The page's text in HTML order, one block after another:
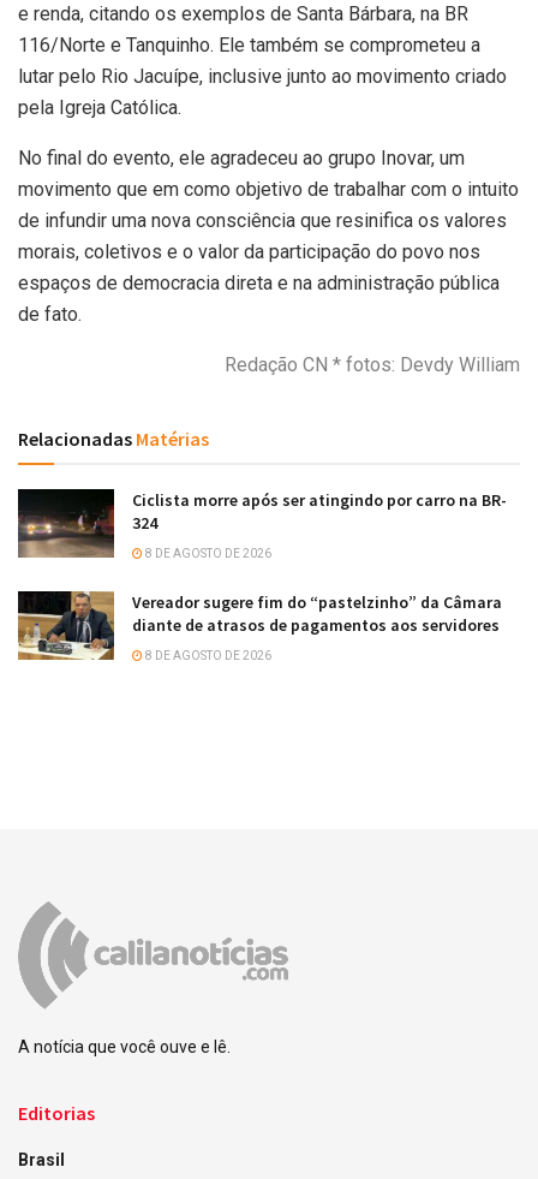
e renda, citando os exemplos de Santa Bárbara, na BR
116/Norte e Tanquinho. Ele também se comprometeu a
lutar pelo Rio Jacuípe, inclusive junto ao movimento criado
pela Igreja Católica.
No final do evento, ele agradeceu ao grupo Inovar, um
movimento que em como objetivo de trabalhar com o intuito
de infundir uma nova consciência que resinifica os valores
morais, coletivos e o valor da participação do povo nos
espaços de democracia direta e na administração pública
de fato.
Redação CN * fotos: Devdy William
Relacionadas Matérias
Ciclista morre após ser atingindo por carro na BR-
324
8 DE AGOSTO DE 2026
Vereador sugere fim do “pastelzinho” da Câmara
diante de atrasos de pagamentos aos servidores
8 DE AGOSTO DE 2026
A notícia que você ouve e lê.
Editorias
Brasil